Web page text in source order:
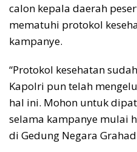
calon kepala daerah
mematuhi protokol
kampanye.
“Protokol kesehatan
Kapolri pun telah
hal ini. Mohon untuk
selama kampanye mulai
di Gedung Negara